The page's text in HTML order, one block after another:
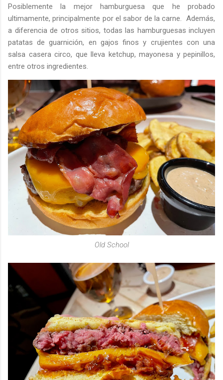
Posiblemente la mejor hamburguesa que he probado
ultimamente, principalmente por el sabor de la carne. Además,
a diferencia de otros sitios, todas las hamburguesas incluyen
patatas de guarnición, en gajos finos y crujientes con una
salsa casera circo, que lleva ketchup, mayonesa y pepinillos,
entre otros ingredientes.
Old School